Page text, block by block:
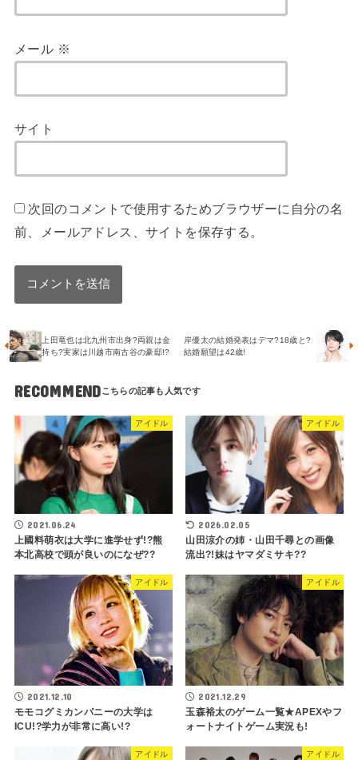
メール ※
サイト
次回のコメントで使用するためブラウザーに自分の名
前、メールアドレス、サイトを保存する。
上田竜也は北九州市出身?両親は金
持ち?実家は川越市南古谷の豪邸!?
岸優太の結婚発表はデマ?18歳と?
結婚願望は42歳!
RECOMMEND
アイドル
2021.06.24
上國料萌衣は大学に進学せず!?熊
本北高校で頭が良いのになぜ??
アイドル
2026.02.05
山田涼介の姉・山田千尋との画像
流出?!妹はヤマダミサキ??
アイドル
2021.12.10
モモコグミカンパニーの大学は
ICU!?学力が非常に高い!?
アイドル
2021.12.29
玉森裕太のゲーム一覧★APEXやフ
ォートナイトゲーム実況も!
アイドル アイドル